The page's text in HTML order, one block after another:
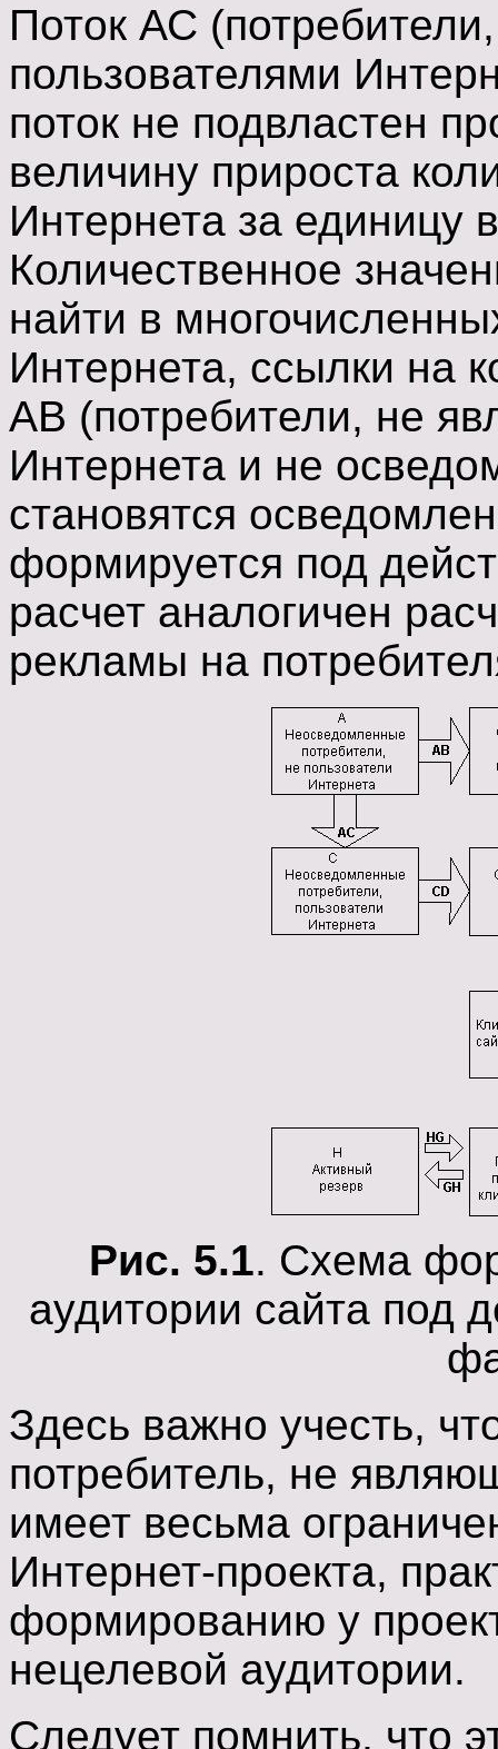
Поток АС
пользователями
поток не подвластен
величину прироста
Интернета за единицу
Количественное
найти в
Интернета, ссылки на
АВ (потребители, не
Интернета и не
становятся
формируется под
расчет аналогичен
рекламы на
Рис. 5.1. Схема
аудитории сайта под
Здесь важно учесть,
потребитель, не
имеет весьма
Интернет-проекта,
формированию у
нецелевой аудитории.
Следует помнить, что